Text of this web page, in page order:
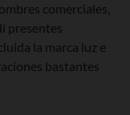
comerciales,
presentes
la marca luz e
bastantes